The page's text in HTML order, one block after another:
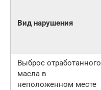
Вид нарушения
Выброс отработанного
масла в
неположенном месте